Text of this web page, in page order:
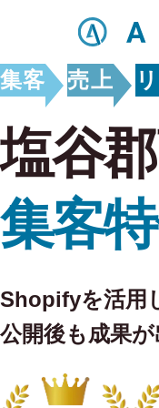
集客 売上
塩谷
集客
Shopifyを活用
公開後も成果